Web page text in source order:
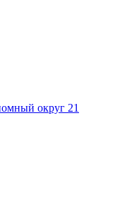
округ 21